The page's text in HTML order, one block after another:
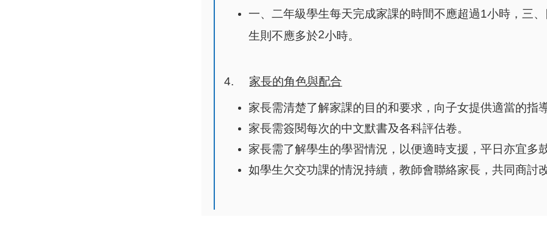
一、二年級學生每天完成家課的時間不應超過1小時，三
生則不應多於2小時。
4. 家長的角色與配合
家長需清楚了解家課的目的和要求，向子女提供適當的指導
家長需簽閱每次的中文默書及各科評估卷。
家長需了解學生的學習情況，以便適時支援，平日亦宜多
如學生欠交功課的情況持續，教師會聯絡家長，共同商討